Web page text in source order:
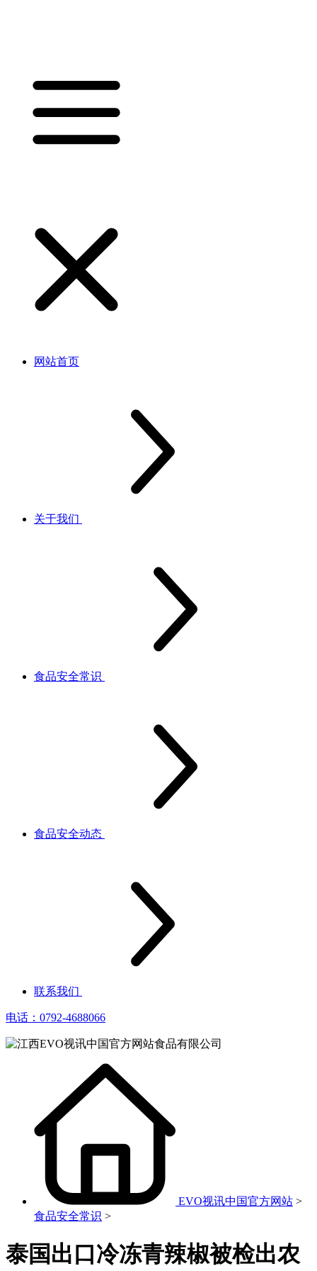
网站首页
关于我们
食品安全常识
食品安全动态
联系我们
电话：0792-4688066
EVO视讯中国官方网站 >
食品安全常识 >
泰国出口冷冻青辣椒被检出农